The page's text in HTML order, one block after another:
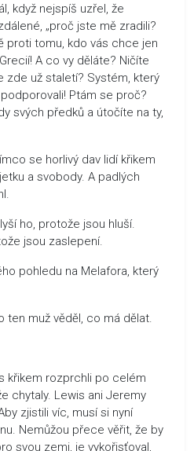
když nejspíš uzřel, že
„proč jste mě zradili?
proti tomu, kdo vás chce jen
A co vy děláte? Ničíte
zde už staletí? Systém, který
Ptám se proč?
svých předků a útočíte na ty,
se horlivý dav lidí křikem
a svobody. A padlých
ho, protože jsou hluší.
jsou zaslepení.
pohledu na Melafora, který
ten muž věděl, co má dělat.
křikem rozprchli po celém
chytaly. Lewis ani Jeremy
zjistili víc, musí si nyní
Nemůžou přece věřit, že by
svou zemi, je vykořisťoval,